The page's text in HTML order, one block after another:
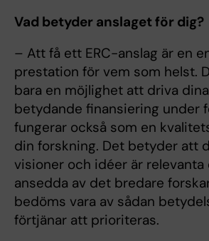
Vad betyder anslaget för dig?
– Att få ett ERC-anslag är en
prestation för vem som helst.
bara en möjlighet att driva
betydande finansiering under
fungerar också som en
din forskning. Det betyder att
visioner och idéer är
ansedda av det bredare
bedöms vara av sådan
förtjänar att prioriteras.